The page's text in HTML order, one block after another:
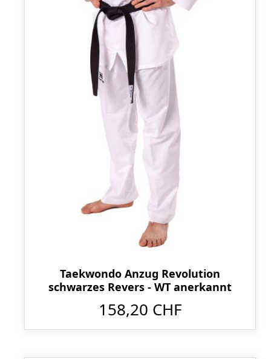
Taekwondo Anzug Revolution
schwarzes Revers - WT anerkannt
158,20 CHF